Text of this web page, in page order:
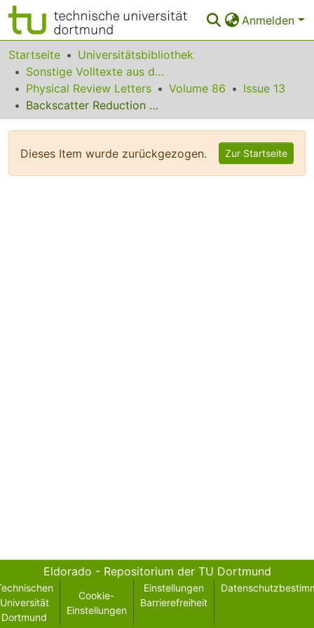
Anmelden
Bereiche & Sammlungen
Das gesamte Repositorium
Statistiken
Startseite
Universitätsbibliothek
Sonstige Volltexte aus dem Bibliotheksangebot
Physical Review Letters
Volume 86
Issue 13
Backscatter Reduction Using Combined Spatial, Temporal, and Polarization Beam Smoothing in a Long-Scale-length Laser Plasma
Dieses Item wurde zurückgezogen. Zur Startseite
Eldorado - Repositorium der TU Dortmund
Universität
Dortmund
Cookie-
Einstellungen
Einstellungen
Barrierefreiheit